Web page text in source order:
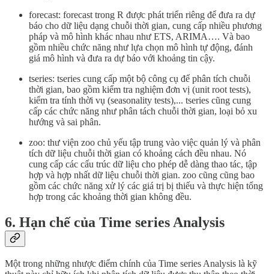
forecast: forecast trong R được phát triển riêng để đưa ra dự
báo cho dữ liệu dạng chuỗi thời gian, cung cấp nhiều phương
pháp và mô hình khác nhau như ETS, ARIMA…. Và bao
gồm nhiều chức năng như lựa chọn mô hình tự động, đánh
giá mô hình và đưa ra dự báo với khoảng tin cậy.
tseries: tseries cung cấp một bộ công cụ để phân tích chuỗi
thời gian, bao gồm kiểm tra nghiệm đơn vị (unit root tests),
kiểm tra tính thời vụ (seasonality tests),... tseries cũng cung
cấp các chức năng như phân tách chuỗi thời gian, loại bỏ xu
hướng và sai phân.
zoo: thư viện zoo chủ yếu tập trung vào việc quản lý và phân
tích dữ liệu chuỗi thời gian có khoảng cách đều nhau. Nó
cung cấp các cấu trúc dữ liệu cho phép dễ dàng thao tác, tập
hợp và hợp nhất dữ liệu chuỗi thời gian. zoo cũng cũng bao
gồm các chức năng xử lý các giá trị bị thiếu và thực hiện tổng
hợp trong các khoảng thời gian không đều.
6. Hạn chế của Time series Analysis
Một trong những nhược điểm chính của Time series Analysis là kỹ